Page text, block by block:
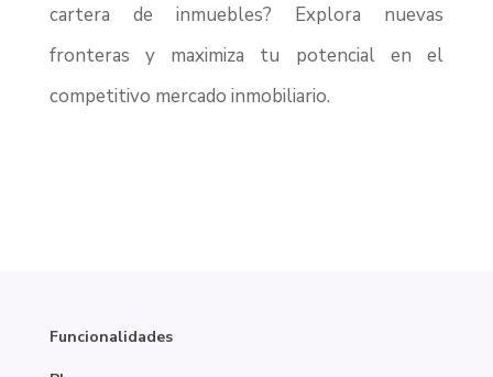
cartera de inmuebles? Explora nuevas
fronteras y maximiza tu potencial en el
competitivo mercado inmobiliario.
Funcionalidades